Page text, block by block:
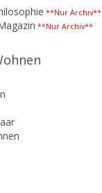
**Nur Archiv**
**Nur Archiv**